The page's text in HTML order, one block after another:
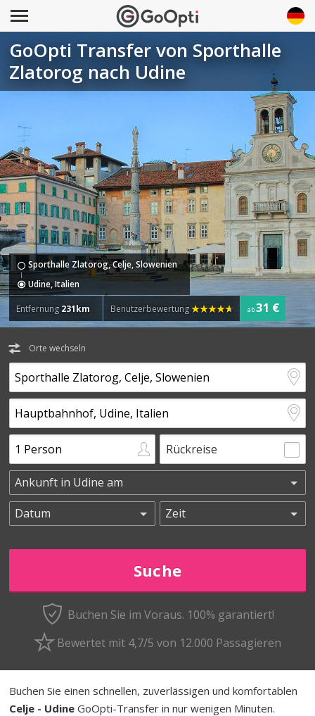
GoOpti Transfer von Sporthalle
Zlatorog nach Udine
Sporthalle Zlatorog, Celje, Slowenien
Udine, Italien
Entfernung 231km Benutzerbewertung ab31 €
Orte wechseln
Rückreise
Buchen Sie im Voraus. 100% garantiert!
Bewertet mit 4,7/5 von 12.000 Passagieren
Buchen Sie einen schnellen, zuverlässigen und komfortablen
Celje - Udine GoOpti-Transfer in nur wenigen Minuten.